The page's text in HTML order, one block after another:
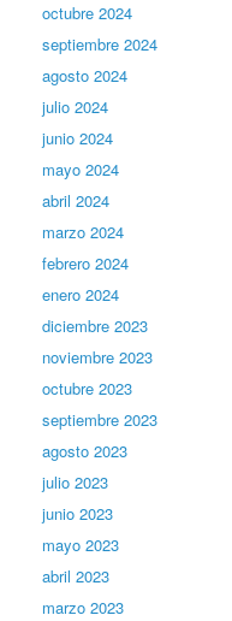
octubre 2024
septiembre 2024
agosto 2024
julio 2024
junio 2024
mayo 2024
abril 2024
marzo 2024
febrero 2024
enero 2024
diciembre 2023
noviembre 2023
octubre 2023
septiembre 2023
agosto 2023
julio 2023
junio 2023
mayo 2023
abril 2023
marzo 2023